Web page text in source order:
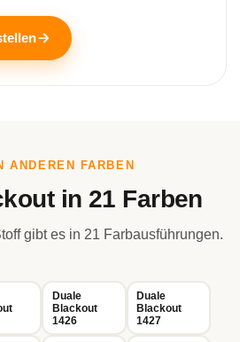
ANDEREN FARBEN
in 21 Farben
gibt es in 21 Farbausführungen.
Duale
Blackout
1426
Duale
Blackout
1427